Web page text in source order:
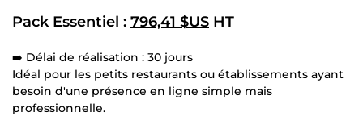
Pack Essentiel : 796,41 $US HT
➡️ Délai de réalisation : 30 jours
Idéal pour les petits restaurants ou établissements ayant
besoin d'une présence en ligne simple mais
professionnelle.